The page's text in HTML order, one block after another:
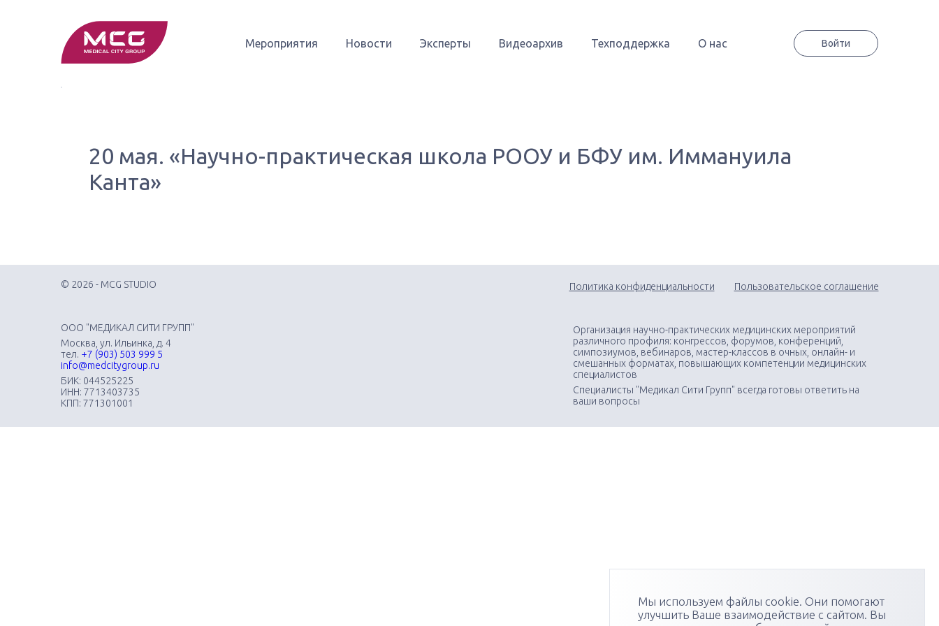
Мероприятия Новости Эксперты Видеоархив Техподдержка О нас Войти
20 мая. «Научно-практическая школа РООУ и БФУ им. Иммануила
Канта»
© 2026 - MCG STUDIO Политика конфиденциальности Пользовательское соглашение
ООО "МЕДИКАЛ СИТИ ГРУПП"
Москва, ул. Ильинка, д. 4
тел. +7 (903) 503 999 5
info@medcitygroup.ru
БИК: 044525225
ИНН: 7713403735
КПП: 771301001
Организация научно-практических медицинских мероприятий
различного профиля: конгрессов, форумов, конференций,
симпозиумов, вебинаров, мастер-классов в очных, онлайн- и
смешанных форматах, повышающих компетенции медицинских
специалистов
Специалисты "Медикал Сити Групп" всегда готовы ответить на
ваши вопросы
Мы используем файлы cookie. Они помогают
улучшить Ваше взаимодействие с сайтом. Вы